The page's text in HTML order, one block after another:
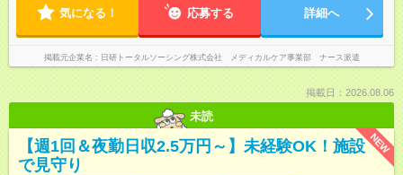
気になる！ 応募する 詳細へ
掲載元企業名 日研トータルソーシング株式会社 メディカルケア事業部 ナース派遣
掲載日：2026.08.06
未読
NEW
【週1回＆夜勤日収2.5万円～】未経験OK！施設
で見守り